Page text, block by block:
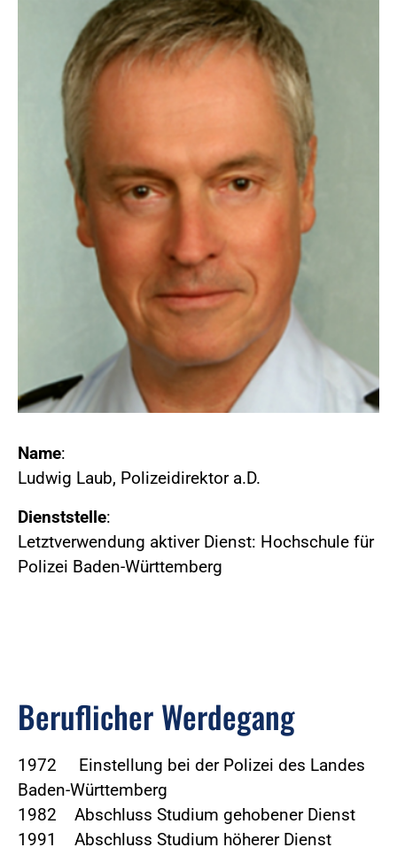
Name:
Ludwig Laub, Polizeidirektor a.D.
Dienststelle:
Letztverwendung aktiver Dienst: Hochschule für
Polizei Baden-Württemberg
Beruflicher Werdegang
1972 Einstellung bei der Polizei des Landes
Baden-Württemberg
1982 Abschluss Studium gehobener Dienst
1991 Abschluss Studium höherer Dienst